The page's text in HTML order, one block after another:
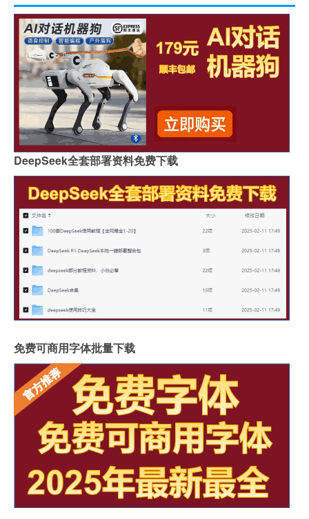
DeepSeek全套部署资料免费下载
免费可商用字体批量下载